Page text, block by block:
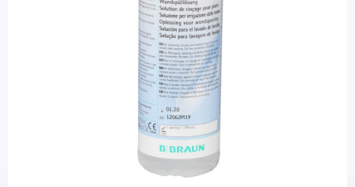
Die positive Bewertunge durch die Expertengruppe
bestätigt die Eignung des für Prontosan gewählten
Konservierungsmittels zur Anwendung in der
Speziell auch für Diabetiker geeignet.